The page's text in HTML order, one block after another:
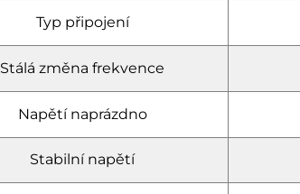
Typ připojení
Stálá změna frekvence
Napětí naprázdno
Stabilní napětí